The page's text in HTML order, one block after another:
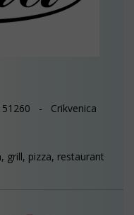
51260 - Crikvenica
grill, pizza, restaurant